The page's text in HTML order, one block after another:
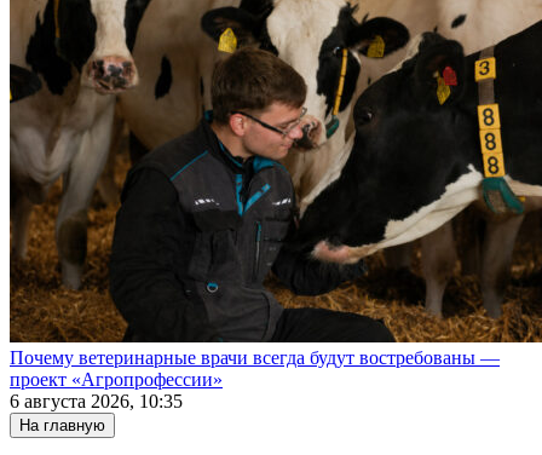
Почему ветеринарные врачи всегда будут востребованы —
проект «Агропрофессии»
6 августа 2026, 10:35
На главную